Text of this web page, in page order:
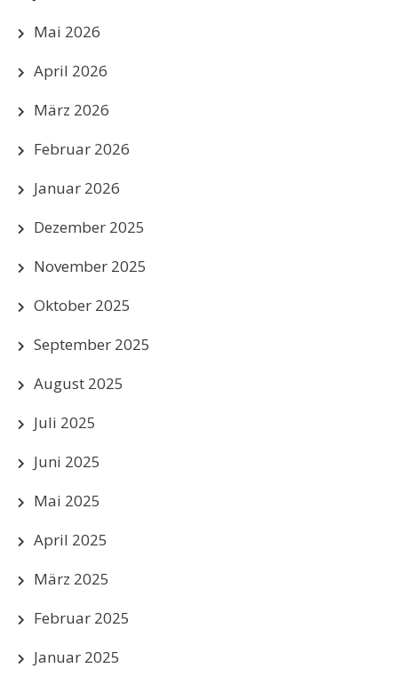
Mai 2026
April 2026
März 2026
Februar 2026
Januar 2026
Dezember 2025
November 2025
Oktober 2025
September 2025
August 2025
Juli 2025
Juni 2025
Mai 2025
April 2025
März 2025
Februar 2025
Januar 2025